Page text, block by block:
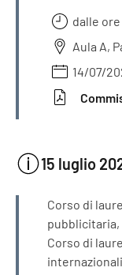
dalle ore
Aula A,
14/07/
15 luglio
Corso di
Corso di